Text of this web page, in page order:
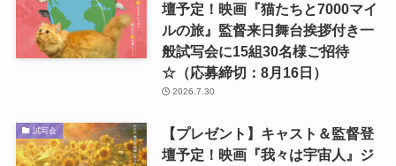
壇予定！映画『猫たちと7000マイ
ルの旅』監督来日舞台挨拶付き一
般試写会に15組30名様ご招待
☆（応募締切：8月16日）
2026.7.30
試写会
【プレゼント】キャスト＆監督登
壇予定！映画『我々は宇宙人』ジ